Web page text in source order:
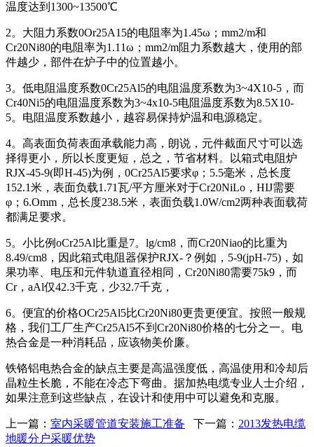
温度达到1300~13500℃
2。大阻力系数0Or25A15的电阻率为1.45ω；mm2/m和
Cr20Ni80的电阻率为1.11ω；mm2/m阻力系数越大，使用的部
件越少，部件在炉子中的位置越小。
3。低电阻温度系数0Cr25Al5的电阻温度系数为3~4X10-5，而
Cr40Ni5的电阻温度系数为3~4x10-5电阻温度系数为8.5X10-
5。电阻温度系数越小，越容易保持炉温和电源稳定。
4。高表面负荷表面承载能力高，朗说，元件截面尺寸可以选
择得更小，所以长度更短，总之，节省材料。以箱式电阻炉
RJX-45-9(即H-45)为例，0Cr25Al5要求φ；5.5毫米，总长度
152.1米，表面负载1.71瓦/平方厘米对于Cr20NiLo，HIJ需要
φ；6.Omm，总长度238.5米，表面负载1.0W/cm2两种表面载荷
都满足要求。
5。小比例oCr25Al比重是7。lg/cm8，而Cr20Niao的比重为
8.49/cm8，因此箱式电阻器保护RJX-？例如，5-9(jpH-75)，如
果功率、电压和元件轨道直径相同，Cr20Ni80需要75k9，而
Cr，aAl仅42.3千克，少32.7千克，
6。便宜的价格OCr25Al5比Cr20Ni80更贵更便宜。按照一般规
格，我们工厂生产Cr25Al5不到Cr20Ni80价格的七分之一。电
热合金是一种消耗品，应该物美价廉。
铁铬铝电热合金的缺点主要是高温强度低，高温使用和冷却后
晶粒生长脆，不能在冷态下弯曲。据加热电缆专业人士介绍，
如果注意到这些缺点，在设计和使用中可以避免和克服。
上一篇： 室内采暖管道安装施工准备 下一篇： 2013发热电缆
地暖分户采暖优势